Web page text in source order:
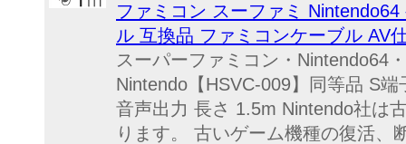
ファミコン スーファミ
ル 互換品 ファミコンケーブル AV
スーパーファミコン・Nintendo64
Nintendo【HSVC-009】同等品 S
音声出力 長さ 1.5m Nintendo社は
ります。 古いゲーム機種の復活、